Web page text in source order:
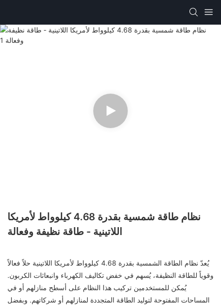
نظام طاقة شمسية بقدرة 4.68 كيلوواط لأمريكا
اللاتينية - طاقة نظيفة وفعالة
يُعدّ نظام الطاقة الشمسية بقدرة 4.68 كيلوواط لأمريكا اللاتينية حلاً فعالاً
وقوياً للطاقة النظيفة، يُسهم في خفض تكاليف الكهرباء وانبعاثات الكربون.
يُمكن للمستخدمين تركيب هذا النظام على أسطح منازلهم أو في
المساحات المفتوحة لتوليد الطاقة المتجددة لمنازلهم أو شركاتهم. وبفضل